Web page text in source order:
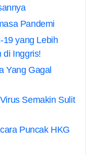
Pandemi
19 yang Lebih
di Inggris!
Yang Gagal
Semakin Sulit
Puncak HKG